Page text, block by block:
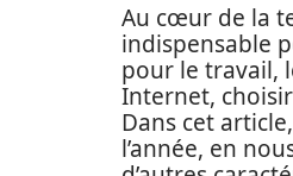
Au cœur de la
indispensable
pour le travail,
Internet,
Dans cet
l’année, en